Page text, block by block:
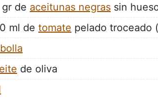
de aceitunas negras sin
ml de tomate pelado troceado
de oliva